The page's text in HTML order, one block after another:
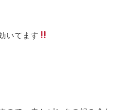
いてます